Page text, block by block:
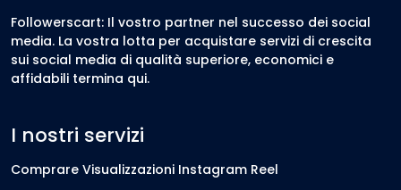
Followerscart: Il vostro partner nel successo dei social
media. La vostra lotta per acquistare servizi di crescita
sui social media di qualità superiore, economici e
affidabili termina qui.
I nostri servizi
Comprare Visualizzazioni Instagram Reel